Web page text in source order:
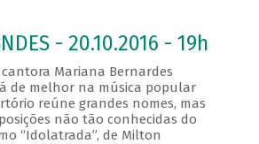
- 20.10.2016 - 19h
Mariana Bernardes
de melhor na música popular
reúne grandes nomes, mas
não tão conhecidas do
“Idolatrada”, de Milton